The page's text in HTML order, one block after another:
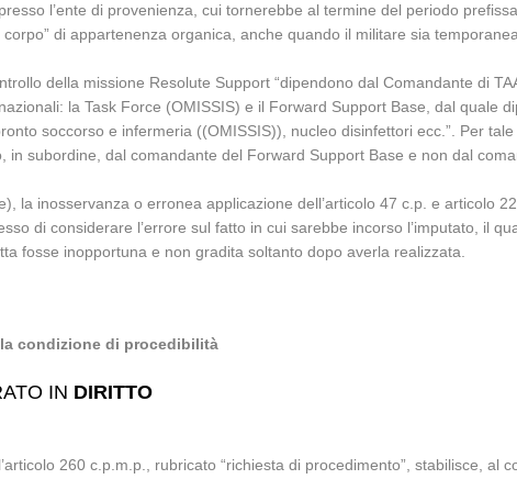
l’ente di provenienza, cui tornerebbe al termine del periodo
di appartenenza organica, anche quando il militare sia
della missione Resolute Support “dipendono dal Comandante di
la Task Force (OMISSIS) e il Forward Support Base, dal quale
soccorso e infermeria ((OMISSIS)), nucleo disinfettori ecc.”. Per tale
subordine, dal comandante del Forward Support Base e non dal
inosservanza o erronea applicazione dell’articolo 47 c.p. e articolo
di considerare l’errore sul fatto in cui sarebbe incorso l’imputato, il
fosse inopportuna e non gradita soltanto dopo averla realizzata.
condizione di procedibilità
IN DIRITTO
260 c.p.m.p., rubricato “richiesta di procedimento”, stabilisce, al